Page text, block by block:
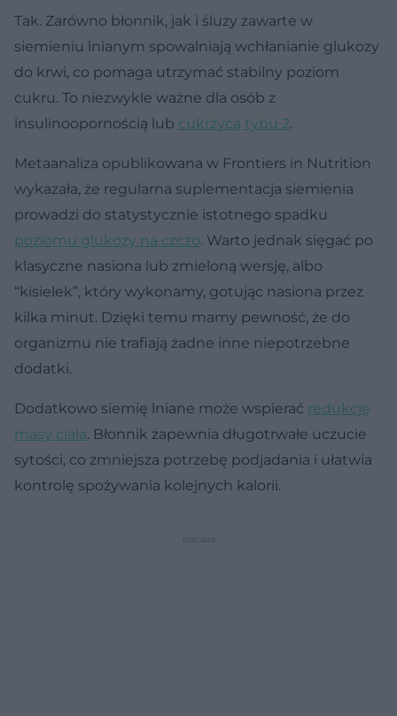
Tak. Zarówno błonnik, jak i śluzy zawarte w
siemieniu lnianym spowalniają wchłanianie glukozy
do krwi, co pomaga utrzymać stabilny poziom
cukru. To niezwykle ważne dla osób z
insulinoopornością lub cukrzycą typu 2.
Metaanaliza opublikowana w Frontiers in Nutrition
wykazała, że regularna suplementacja siemienia
prowadzi do statystycznie istotnego spadku
poziomu glukozy na czczo. Warto jednak sięgać po
klasyczne nasiona lub zmieloną wersję, albo
“kisielek”, który wykonamy, gotując nasiona przez
kilka minut. Dzięki temu mamy pewność, że do
organizmu nie trafiają żadne inne niepotrzebne
dodatki.
Dodatkowo siemię lniane może wspierać redukcję
masy ciała. Błonnik zapewnia długotrwałe uczucie
sytości, co zmniejsza potrzebę podjadania i ułatwia
kontrolę spożywania kolejnych kalorii.